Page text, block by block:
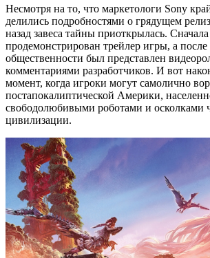
Несмотря на то, что маркетологи Sony
делились подробностями о грядущем
назад завеса тайны приоткрылась.
продемонстрирован трейлер игры, а
общественности был представлен
комментариями разработчиков. И вот
момент, когда игроки могут самолично
постапокалиптической Америки,
свободолюбивыми роботами и осколками
цивилизации.